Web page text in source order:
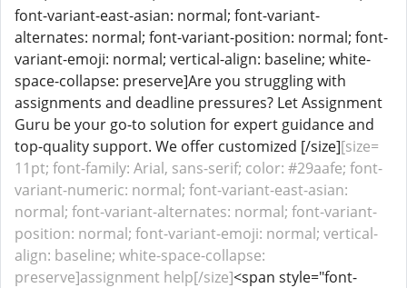
font-variant-east-asian: normal; font-variant-
alternates: normal; font-variant-position: normal; font-
variant-emoji: normal; vertical-align: baseline; white-
space-collapse: preserve]Are you struggling with
assignments and deadline pressures? Let Assignment
Guru be your go-to solution for expert guidance and
top-quality support. We offer customized [/size][size=
11pt; font-family: Arial, sans-serif; color: #29aafe; font-
variant-numeric: normal; font-variant-east-asian:
normal; font-variant-alternates: normal; font-variant-
position: normal; font-variant-emoji: normal; vertical-
align: baseline; white-space-collapse:
preserve]assignment help[/size]<span style="font-